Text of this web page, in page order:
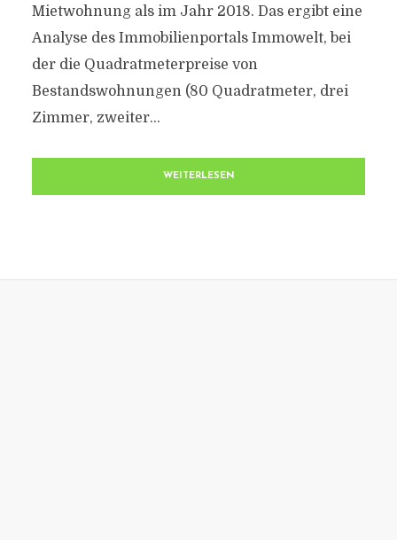
Mietwohnung als im Jahr 2018. Das ergibt eine
Analyse des Immobilienportals Immowelt, bei
der die Quadratmeterpreise von
Bestandswohnungen (80 Quadratmeter, drei
Zimmer, zweiter...
WEITERLESEN